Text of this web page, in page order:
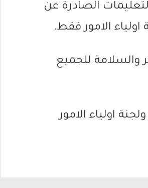
الصادرة عن
الامور فقط.
والسلامة للجميع
اولياء الامور